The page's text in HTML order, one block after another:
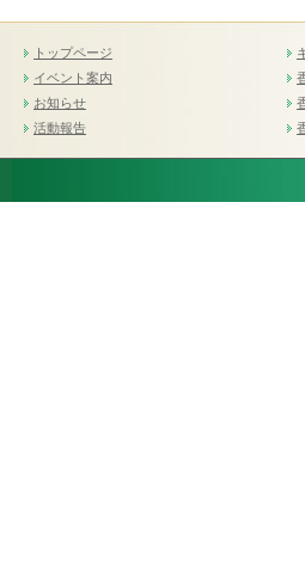
トップページ
イベント案内
お知らせ
活動報告